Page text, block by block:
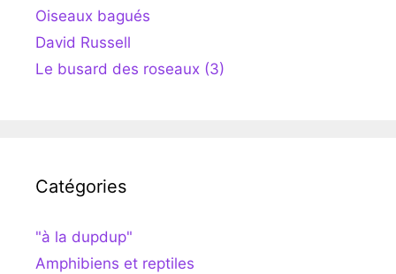
Oiseaux bagués
David Russell
Le busard des roseaux (3)
Catégories
"à la dupdup"
Amphibiens et reptiles